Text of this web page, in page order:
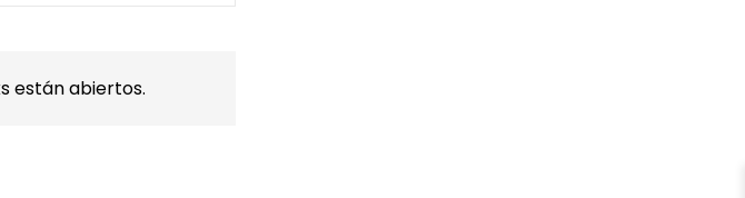
están abiertos.